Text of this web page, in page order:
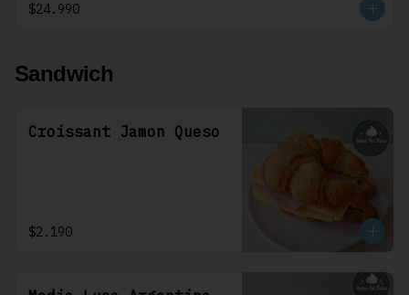
$24.990
Sandwich
Croissant Jamon Queso
$2.190